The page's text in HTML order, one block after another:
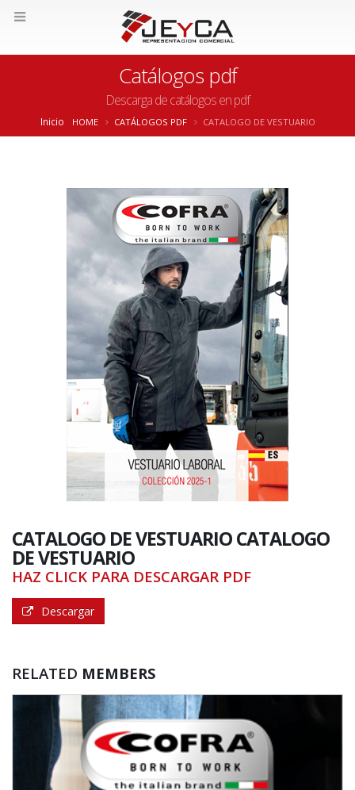
Catálogos pdf
Descarga de catálogos en pdf
Inicio HOME CATÁLOGOS PDF CATALOGO DE VESTUARIO
CATALOGO DE VESTUARIOCATALOGO
DE VESTUARIO
HAZ CLICK PARA DESCARGAR PDF
Descargar
RELATED MEMBERS